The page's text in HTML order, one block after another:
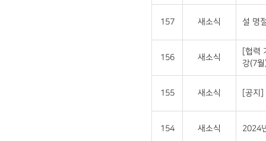
157 새소식 설 명
156 새소식
[협력
강(7월
155 새소식 [공지]
154 새소식 2024